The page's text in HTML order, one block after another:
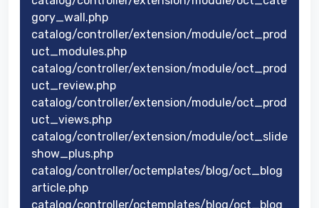
gory_wall.php
catalog/controller/extension/module/oct_prod
uct_modules.php
catalog/controller/extension/module/oct_prod
uct_review.php
catalog/controller/extension/module/oct_prod
uct_views.php
catalog/controller/extension/module/oct_slide
show_plus.php
catalog/controller/octemplates/blog/oct_blog
article.php
catalog/controller/octemplates/blog/oct_blog